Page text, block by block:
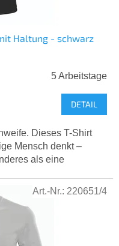
Haltung - schwarz
5 Arbeitstage
DETAIL
Dieses T-Shirt
Mensch denkt –
als eine
Art.-Nr.: 220651/4